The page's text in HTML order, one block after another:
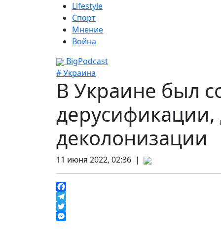
Lifestyle
Спорт
Мнение
Война
BigPodcast
# Украина
В Украине был
деколонизации
11 июня 2022, 02:36 |
Facebook
Telegram
Twitter